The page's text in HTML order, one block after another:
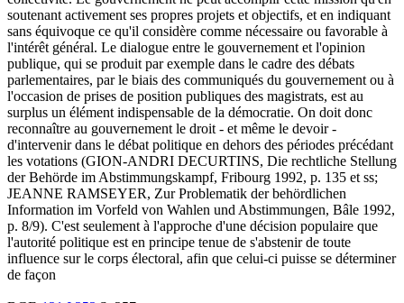
soutenant activement ses propres projets et objectifs, et en indiquant
sans équivoque ce qu'il considère comme nécessaire ou favorable à
l'intérêt général. Le dialogue entre le gouvernement et l'opinion
publique, qui se produit par exemple dans le cadre des débats
parlementaires, par le biais des communiqués du gouvernement ou à
l'occasion de prises de position publiques des magistrats, est au
surplus un élément indispensable de la démocratie. On doit donc
reconnaître au gouvernement le droit - et même le devoir -
d'intervenir dans le débat politique en dehors des périodes précédant
les votations (GION-ANDRI DECURTINS, Die rechtliche Stellung
der Behörde im Abstimmungskampf, Fribourg 1992, p. 135 et ss;
JEANNE RAMSEYER, Zur Problematik der behördlichen
Information im Vorfeld von Wahlen und Abstimmungen, Bâle 1992,
p. 8/9). C'est seulement à l'approche d'une décision populaire que
l'autorité politique est en principe tenue de s'abstenir de toute
influence sur le corps électoral, afin que celui-ci puisse se déterminer
de façon